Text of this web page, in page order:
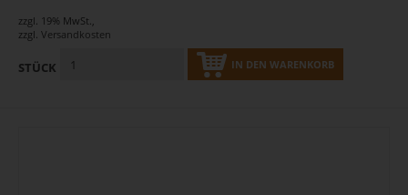
zzgl. 19% MwSt.,
zzgl. Versandkosten
STÜCK IN DEN WARENKORB